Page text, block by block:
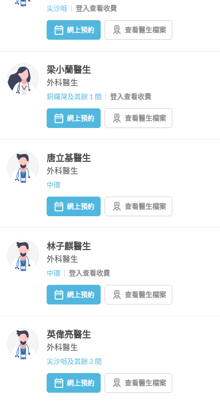
尖沙咀 登入查看收費
網上預約 查看醫生檔案
梁小蘭醫生
外科醫生
銅鑼灣及其餘 1 間 登入查看收費
網上預約 查看醫生檔案
唐立基醫生
外科醫生
中環
網上預約 查看醫生檔案
林子麒醫生
外科醫生
中環 登入查看收費
網上預約 查看醫生檔案
英偉亮醫生
外科醫生
尖沙咀及其餘 2 間
網上預約 查看醫生檔案